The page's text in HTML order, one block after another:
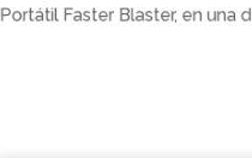
Portátil Faster Blaster, en una